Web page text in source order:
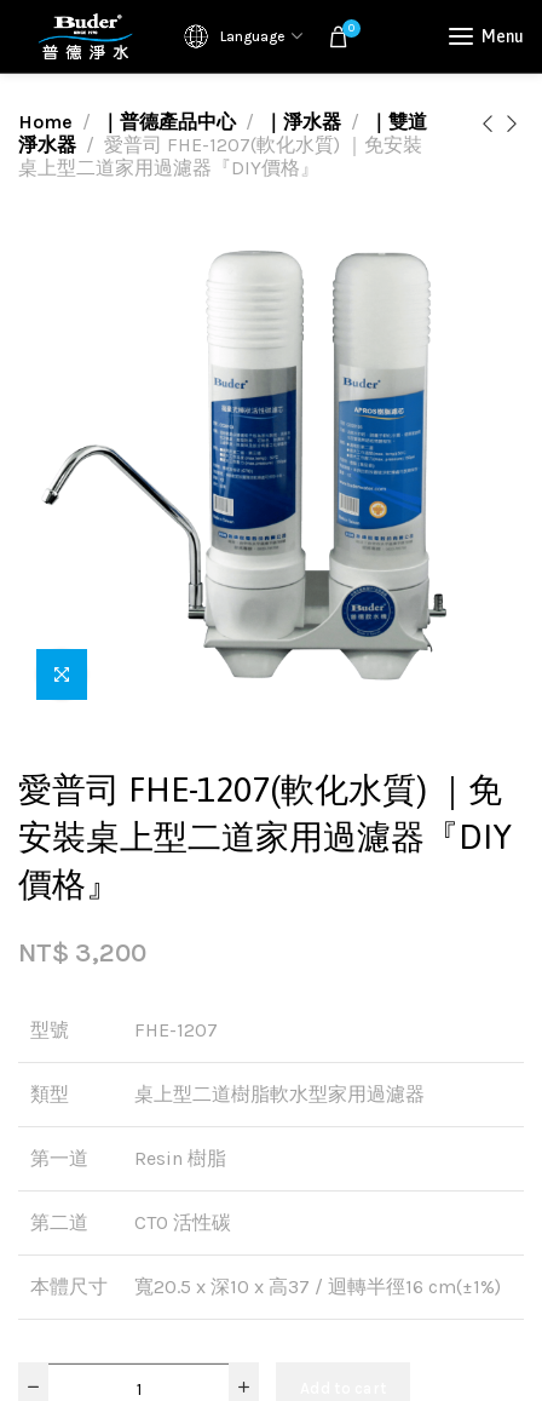
Language 0 Menu
Home ｜普德產品中心 ｜淨水器
｜雙道
淨水器
愛普司 FHE-1207(軟化水質) ｜免安裝
桌上型二道家用過濾器『DIY價格』
愛普司 FHE-1207(軟化水質) ｜免
安裝桌上型二道家用過濾器『DIY
價格』
NT$ 3,200
型號 FHE-1207
類型 桌上型二道樹脂軟水型家用過濾器
第一道 Resin 樹脂
第二道 CTO 活性碳
本體尺寸 寬20.5 x 深10 x 高37 / 迴轉半徑16 cm(±1%)